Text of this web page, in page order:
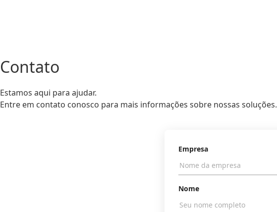
Contato
Estamos aqui para ajudar.
Entre em contato conosco para mais informações sobre nossas soluções.
Empresa
Nome